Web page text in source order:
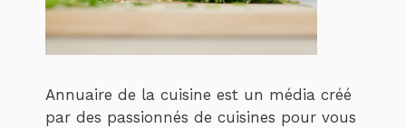
Annuaire de la cuisine est un média créé
par des passionnés de cuisines pour vous